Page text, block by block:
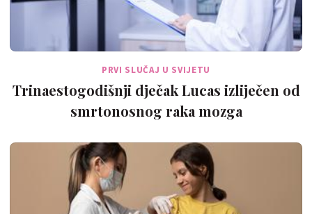
PRVI SLUČAJ U SVIJETU
Trinaestogodišnji dječak Lucas izliječen od
smrtonosnog raka mozga